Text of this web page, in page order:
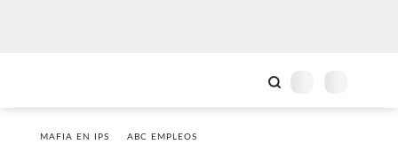
MAFIA EN IPS ABC EMPLEOS